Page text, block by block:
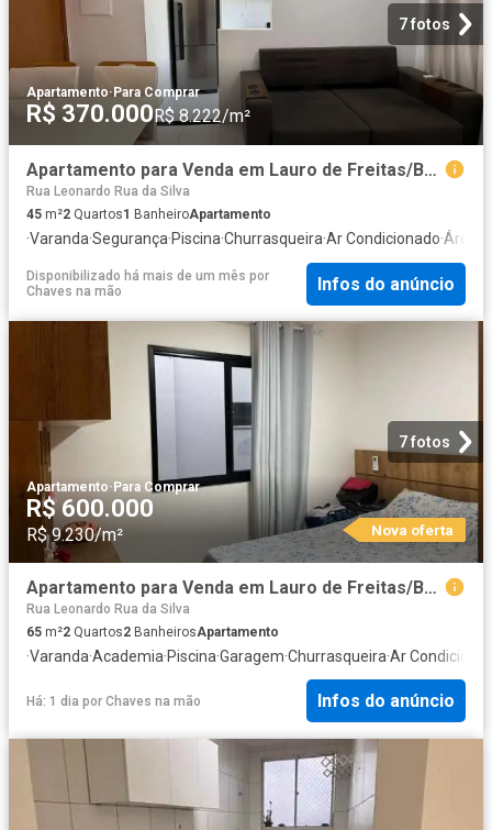
7 fotos
Apartamento·Para Comprar
R$ 370.000R$ 8.222/m²
Apartamento para Venda em Lauro de Freitas/BA Centro 2 Quartos
Rua Leonardo Rua da Silva
45 m²2 Quartos1 BanheiroApartamento
·Varanda·Segurança·Piscina·Churrasqueira·Ar Condicionado·Área
Disponibilizado há mais de um mês por
Chaves na mão
Infos do anúncio
7 fotos
Apartamento· Para Comprar
R$ 600.000
R$ 9.230/m² Nova oferta
Apartamento para Venda em Lauro de Freitas/BA Buraquinho 2 Quartos
Rua Leonardo Rua da Silva
65 m²2 Quartos2 BanheirosApartamento
·Varanda·Academia·Piscina·Garagem·Churrasqueira·Ar
Há: 1 dia por Chaves na mão Infos do anúncio